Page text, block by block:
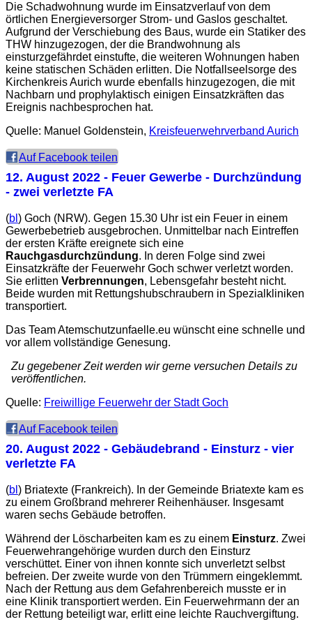
Die Schadwohnung wurde im Einsatzverlauf von dem
örtlichen Energieversorger Strom- und Gaslos geschaltet.
Aufgrund der Verschiebung des Baus, wurde ein Statiker des
THW hinzugezogen, der die Brandwohnung als
einsturzgefährdet einstufte, die weiteren Wohnungen haben
keine statischen Schäden erlitten. Die Notfallseelsorge des
Kirchenkreis Aurich wurde ebenfalls hinzugezogen, die mit
Nachbarn und prophylaktisch einigen Einsatzkräften das
Ereignis nachbesprochen hat.
Quelle: Manuel Goldenstein, Kreisfeuerwehrverband Aurich
Auf Facebook teilen
12. August 2022 - Feuer Gewerbe - Durchzündung
- zwei verletzte FA
(bl ) Goch (NRW). Gegen 15.30 Uhr ist ein Feuer in einem
Gewerbebetrieb ausgebrochen. Unmittelbar nach Eintreffen
der ersten Kräfte ereignete sich eine
Rauchgasdurchzündung. In deren Folge sind zwei
Einsatzkräfte der Feuerwehr Goch schwer verletzt worden.
Sie erlitten Verbrennungen, Lebensgefahr besteht nicht.
Beide wurden mit Rettungshubschraubern in Spezialkliniken
transportiert.
Das Team Atemschutzunfaelle.eu wünscht eine schnelle und
vor allem vollständige Genesung.
Zu gegebener Zeit werden wir gerne versuchen Details zu
veröffentlichen.
Quelle: Freiwillige Feuerwehr der Stadt Goch
Auf Facebook teilen
20. August 2022 - Gebäudebrand - Einsturz - vier
verletzte FA
(bl ) Briatexte (Frankreich). In der Gemeinde Briatexte kam es
zu einem Großbrand mehrerer Reihenhäuser. Insgesamt
waren sechs Gebäude betroffen.
Während der Löscharbeiten kam es zu einem Einsturz. Zwei
Feuerwehrangehörige wurden durch den Einsturz
verschüttet. Einer von ihnen konnte sich unverletzt selbst
befreien. Der zweite wurde von den Trümmern eingeklemmt.
Nach der Rettung aus dem Gefahrenbereich musste er in
eine Klinik transportiert werden. Ein Feuerwehrmann der an
der Rettung beteiligt war, erlitt eine leichte Rauchvergiftung.